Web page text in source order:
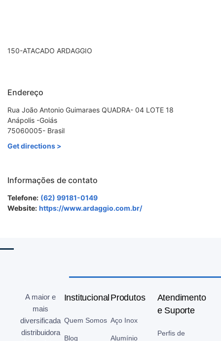
150-ATACADO ARDAGGIO
Endereço
Rua João Antonio Guimaraes QUADRA- 04 LOTE 18
Anápolis -Goiás
75060005- Brasil
Get directions >
Informações de contato
Telefone: (62) 99181-0149
Website: https://www.ardaggio.com.br/
A maior e
mais
diversificada
distribuidora
Institucional
Quem Somos
Blog
Produtos
Aço Inox
Alumínio
Atendimento
e Suporte
Perfis de